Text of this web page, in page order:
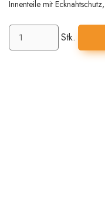
Innenteile mit
Stk.